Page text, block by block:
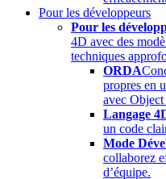
Pour les développeurs
Pour les
4D avec des
techniques
ORDA
propres en
avec
Langage
un code
Mode
collaborez
d’équipe.